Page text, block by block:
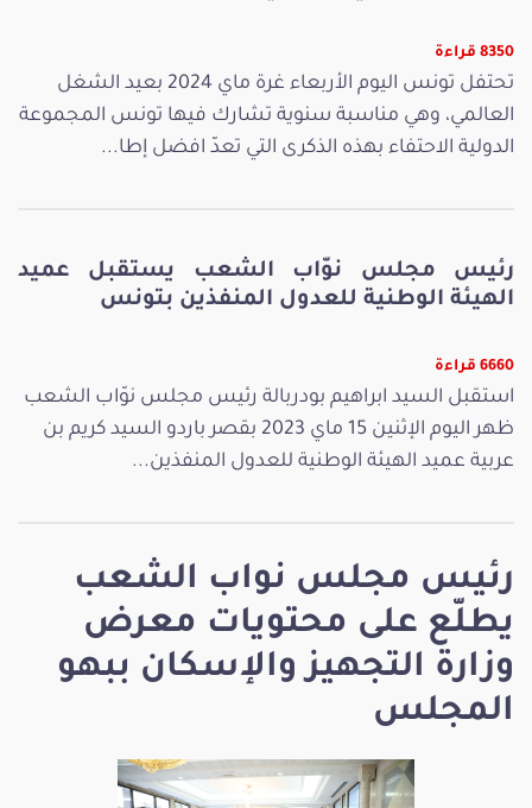
رئيس مجلس نواب الشعب
يطلّع على محتويات معرض
وزارة التجهيز والإسكان ببهو
المجلس
8350 قراءة
تحتفل تونس اليوم الأربعاء غرة ماي 2024 بعيد الشغل
العالمي، وهي مناسبة سنوية تشارك فيها تونس المجموعة
الدولية الاحتفاء بهذه الذكرى التي تعدّ افضل إطا...
رئيس مجلس نوّاب الشعب يستقبل عميد
الهيئة الوطنية للعدول المنفذين بتونس
6660 قراءة
استقبل السيد ابراهيم بودربالة رئيس مجلس نوّاب الشعب
ظهر اليوم الإثنين 15 ماي 2023 بقصر باردو السيد كريم بن
عربية عميد الهيئة الوطنية للعدول المنفذين...